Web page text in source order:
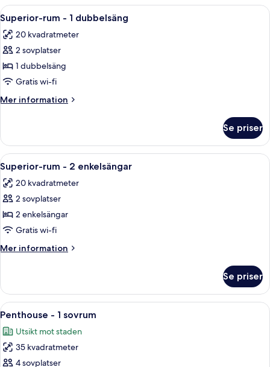
Öppna
alla
foton
för
Superior-
rum
-
1
Ett hotellrum med en stor garderob,
5
Superior-rum - 1 dubbelsäng
20 kvadratmeter
2 sovplatser
1 dubbelsäng
Gratis wi-fi
Mer information
Mer
rum
1
dubbelsäng
Se priser
Öppna
alla
foton
för
Superior-
rum
-
2
Ett hotellrum med en stor säng, ett
6
Superior-rum - 2 enkelsängar
20 kvadratmeter
2 sovplatser
2 enkelsängar
Gratis wi-fi
Mer information
Mer
rum
2
Se priser
Öppna
alla
foton
för
Penthouse
En modern balkong med
11
Penthouse - 1 sovrum
Utsikt mot staden
35 kvadratmeter
4 sovplatser